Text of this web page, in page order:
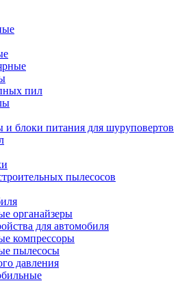
пил
и блоки питания для шуруповертов
пылесосов
органайзеры
для автомобиля
компрессоры
пылесосы
давления